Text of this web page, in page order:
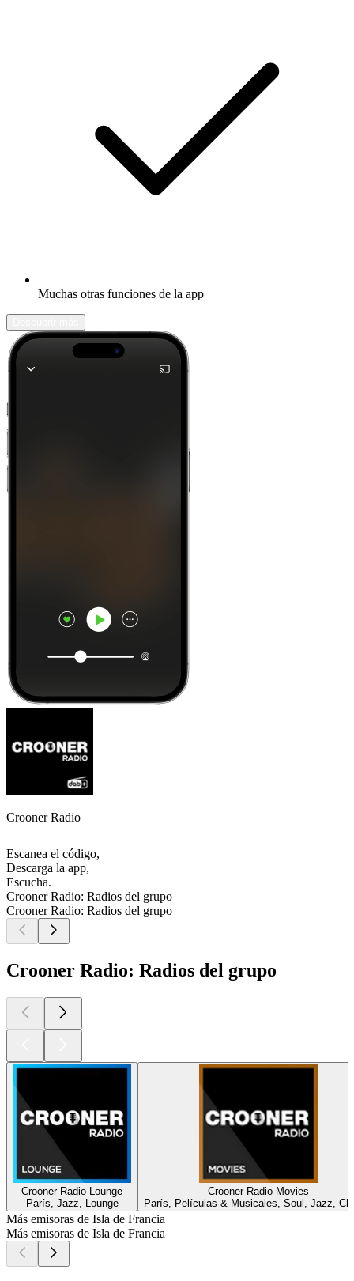
Muchas otras funciones de la app
Crooner Radio
Escanea el código,
Descarga la app,
Escucha.
Crooner Radio: Radios del grupo
Crooner Radio: Radios del grupo
Crooner Radio: Radios del grupo
Crooner Radio Lounge
París, Jazz, Lounge
Crooner Radio Movies
París, Películas & Musicales, Soul, Jazz,
Más emisoras de Isla de Francia
Más emisoras de Isla de Francia